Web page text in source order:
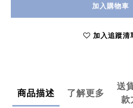
加入購物車
加入追蹤清
商品描述 了解更多
送
款